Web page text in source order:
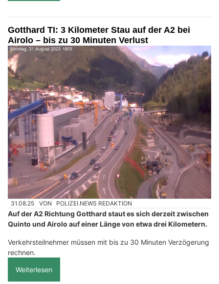
Gotthard TI: 3 Kilometer Stau auf der A2 bei
Airolo – bis zu 30 Minuten Verlust
31.08.25 VON POLIZEI.NEWS REDAKTION
Auf der A2 Richtung Gotthard staut es sich derzeit zwischen
Quinto und Airolo auf einer Länge von etwa drei Kilometern.
Verkehrsteilnehmer müssen mit bis zu 30 Minuten Verzögerung
rechnen.
Weiterlesen